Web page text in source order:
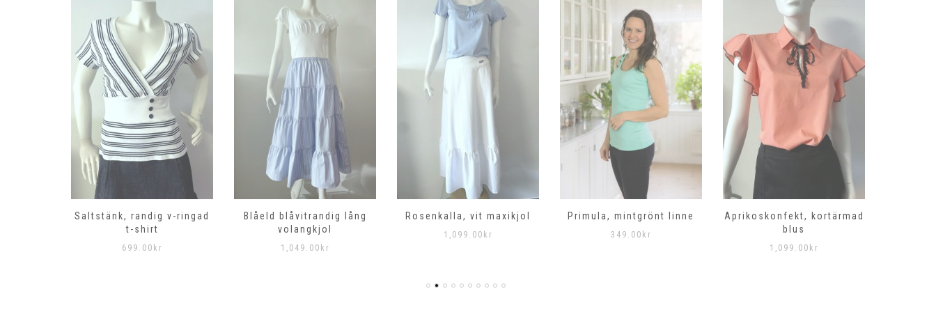
Saltstänk, randig v-ringad
t-shirt
699.00 kr
Blåeld blåvitrandig lång
volangkjol
1,049.00 kr
Rosenkalla, vit maxikjol
1,099.00 kr
Primula, mintgrönt linne
349.00 kr
Aprikoskonfekt, kortärmad
blus
1,099.00 kr